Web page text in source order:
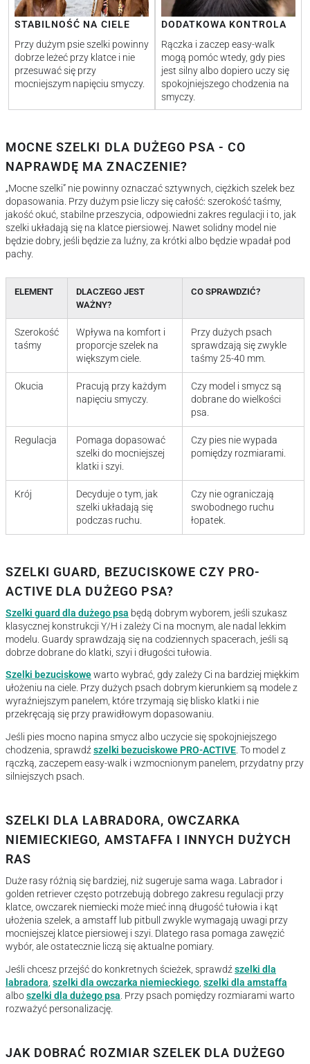
STABILNOŚĆ NA CIELE
Przy dużym psie szelki powinny
dobrze leżeć przy klatce i nie
przesuwać się przy
mocniejszym napięciu smyczy.
DODATKOWA KONTROLA
Rączka i zaczep easy-walk
mogą pomóc wtedy, gdy pies
jest silny albo dopiero uczy się
spokojniejszego chodzenia na
smyczy.
MOCNE SZELKI DLA DUŻEGO PSA - CO
NAPRAWDĘ MA ZNACZENIE?
„Mocne szelki” nie powinny oznaczać sztywnych, ciężkich szelek bez
dopasowania. Przy dużym psie liczy się całość: szerokość taśmy,
jakość okuć, stabilne przeszycia, odpowiedni zakres regulacji i to, jak
szelki układają się na klatce piersiowej. Nawet solidny model nie
będzie dobry, jeśli będzie za luźny, za krótki albo będzie wpadał pod
pachy.
ELEMENT
DLACZEGO JEST
WAŻNY?
CO SPRAWDZIĆ?
Szerokość
taśmy
Wpływa na komfort i
proporcje szelek na
większym ciele.
Przy dużych psach
sprawdzają się zwykle
taśmy 25-40 mm.
Okucia
Pracują przy każdym
napięciu smyczy.
Czy model i smycz są
dobrane do wielkości
psa.
Regulacja
Pomaga dopasować
szelki do mocniejszej
klatki i szyi.
Czy pies nie wypada
pomiędzy rozmiarami.
Krój
Decyduje o tym, jak
szelki układają się
podczas ruchu.
Czy nie ograniczają
swobodnego ruchu
łopatek.
SZELKI GUARD, BEZUCISKOWE CZY PRO-
ACTIVE DLA DUŻEGO PSA?
Szelki guard dla dużego psa będą dobrym wyborem, jeśli szukasz
klasycznej konstrukcji Y/H i zależy Ci na mocnym, ale nadal lekkim
modelu. Guardy sprawdzają się na codziennych spacerach, jeśli są
dobrze dobrane do klatki, szyi i długości tułowia.
Szelki bezuciskowewarto wybrać, gdy zależy Ci na bardziej miękkim
ułożeniu na ciele. Przy dużych psach dobrym kierunkiem są modele z
wyraźniejszym panelem, które trzymają się blisko klatki i nie
przekręcają się przy prawidłowym dopasowaniu.
Jeśli pies mocno napina smycz albo uczycie się spokojniejszego
chodzenia, sprawdź szelki bezuciskowe PRO-ACTIVE . To model z
rączką, zaczepem easy-walk i wzmocnionym panelem, przydatny przy
silniejszych psach.
SZELKI DLA LABRADORA, OWCZARKA
NIEMIECKIEGO, AMSTAFFA I INNYCH DUŻYCH
RAS
Duże rasy różnią się bardziej, niż sugeruje sama waga. Labrador i
golden retriever często potrzebują dobrego zakresu regulacji przy
klatce, owczarek niemiecki może mieć inną długość tułowia i kąt
ułożenia szelek, a amstaff lub pitbull zwykle wymagają uwagi przy
mocniejszej klatce piersiowej i szyi. Dlatego rasa pomaga zawęzić
wybór, ale ostatecznie liczą się aktualne pomiary.
Jeśli chcesz przejść do konkretnych ścieżek, sprawdź szelki dla
labradora szelki dla owczarka niemieckiego szelki dla amstaffa
alboszelki dla dużego psa . Przy psach pomiędzy rozmiarami warto
rozważyć personalizację.
JAK DOBRAĆ ROZMIAR SZELEK DLA DUŻEGO